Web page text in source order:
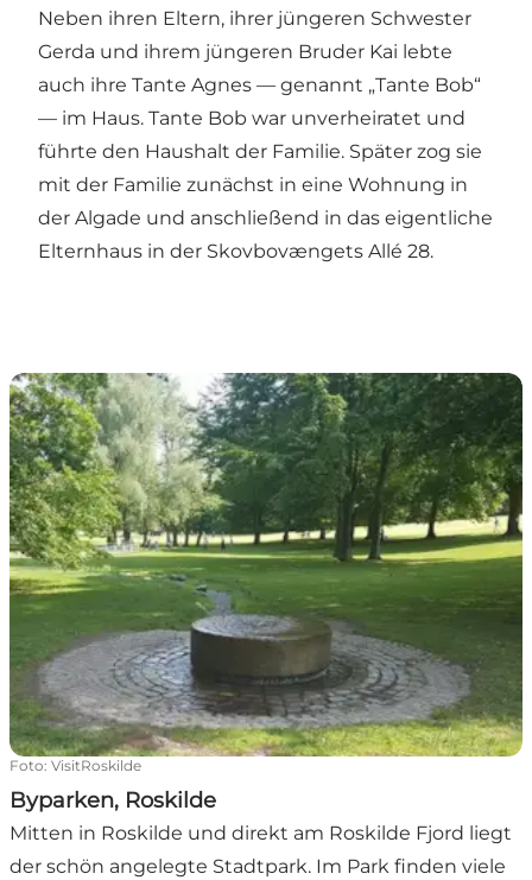
Neben ihren Eltern, ihrer jüngeren Schwester
Gerda und ihrem jüngeren Bruder Kai lebte
auch ihre Tante Agnes — genannt „Tante Bob“
— im Haus. Tante Bob war unverheiratet und
führte den Haushalt der Familie. Später zog sie
mit der Familie zunächst in eine Wohnung in
der Algade und anschließend in das eigentliche
Elternhaus in der Skovbovængets Allé 28.
Byparken, Roskilde
Foto: VisitRoskilde
Byparken, Roskilde
Mitten in Roskilde und direkt am Roskilde Fjord liegt
der schön angelegte Stadtpark. Im Park finden viele